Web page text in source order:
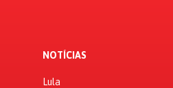
NOTÍCIAS
Lula